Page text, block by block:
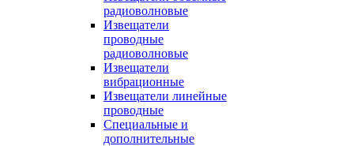
радиоволновые
Извещатели
проводные
радиоволновые
Извещатели
вибрационные
Извещатели линейные
проводные
Специальные и
дополнительные